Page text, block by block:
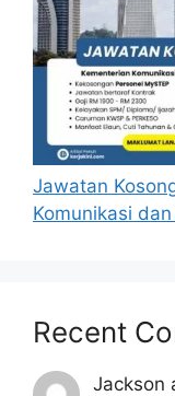
Senarai
Penafian:
mana
yang
adalah sahih
kerajaan dan
untuk
Jawatan
Komunikasi
Recent
Jackson